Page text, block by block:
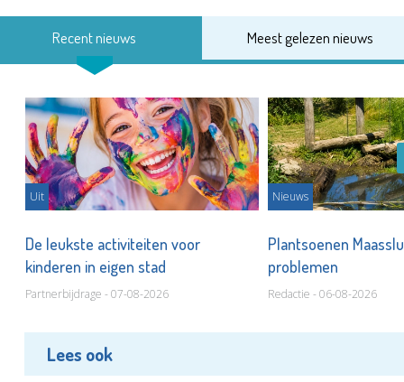
Recent nieuws Meest gelezen nieuws
Uit
De leukste activiteiten voor
kinderen in eigen stad
Partnerbijdrage - 07-08-2026
Nieuws
Plantsoenen
problemen
Redactie - 06-08-2026
Lees ook